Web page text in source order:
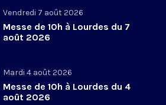
Vendredi 7 août 2026
Messe de 10h à Lourdes du 7
août 2026
Mardi 4 août 2026
Messe de 10h à Lourdes du 4
août 2026